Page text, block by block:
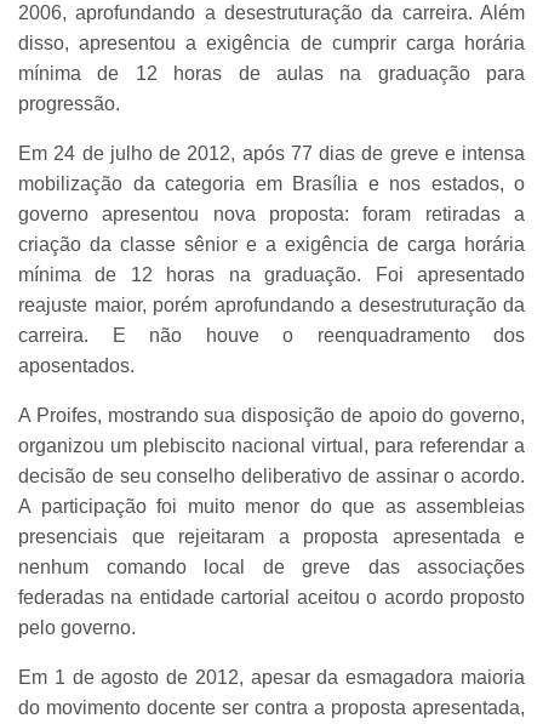
2006, aprofundando a desestruturação da carreira. Além
disso, apresentou a exigência de cumprir carga horária
mínima de 12 horas de aulas na graduação para
progressão.
Em 24 de julho de 2012, após 77 dias de greve e intensa
mobilização da categoria em Brasília e nos estados, o
governo apresentou nova proposta: foram retiradas a
criação da classe sênior e a exigência de carga horária
mínima de 12 horas na graduação. Foi apresentado
reajuste maior, porém aprofundando a desestruturação da
carreira. E não houve o reenquadramento dos
aposentados.
A Proifes, mostrando sua disposição de apoio do governo,
organizou um plebiscito nacional virtual, para referendar a
decisão de seu conselho deliberativo de assinar o acordo.
A participação foi muito menor do que as assembleias
presenciais que rejeitaram a proposta apresentada e
nenhum comando local de greve das associações
federadas na entidade cartorial aceitou o acordo proposto
pelo governo.
Em 1 de agosto de 2012, apesar da esmagadora maioria
do movimento docente ser contra a proposta apresentada,